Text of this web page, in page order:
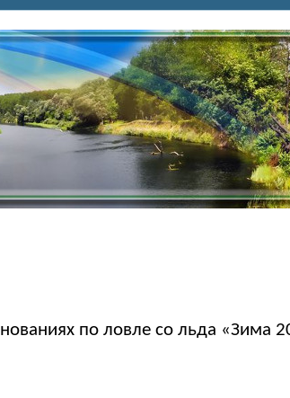
по ловле со льда «Зима